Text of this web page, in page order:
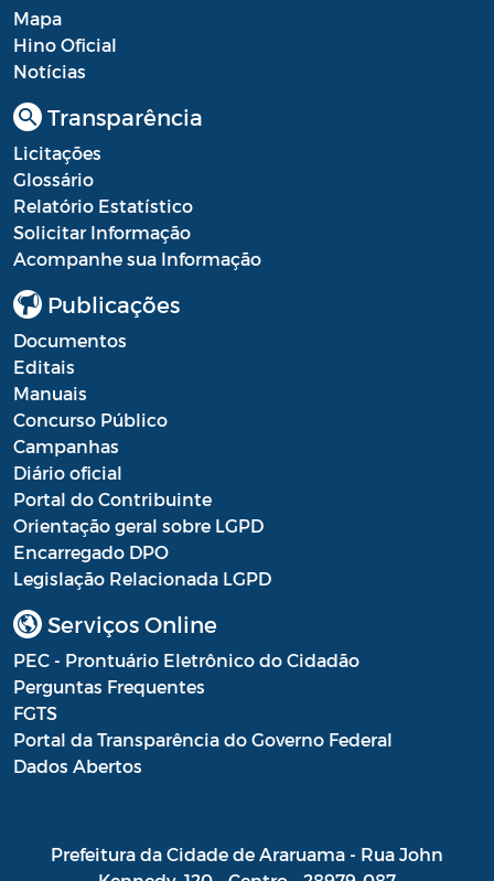
Mapa
Hino Oficial
Notícias
Transparência
Licitações
Glossário
Relatório Estatístico
Solicitar Informação
Acompanhe sua Informação
Publicações
Documentos
Editais
Manuais
Concurso Público
Campanhas
Diário oficial
Portal do Contribuinte
Orientação geral sobre LGPD
Encarregado DPO
Legislação Relacionada LGPD
Serviços Online
PEC - Prontuário Eletrônico do Cidadão
Perguntas Frequentes
FGTS
Portal da Transparência do Governo Federal
Dados Abertos
Prefeitura da Cidade de Araruama - Rua John